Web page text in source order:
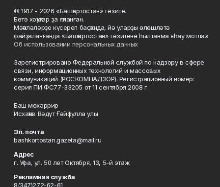
© 1917 - 2026 «Башҡортостан» гәзите.
Бөтә хоҡуҡтар ҙа яҡланған.
Мәҡәләләрҙе күсереп баҫҡанда, йә уларҙы өлөшләтә
файҙаланғанда «Башҡортостан» гәзитенә һылтанма яһау мотлаҡ.
Об использовании персональных данных
Зарегистрировано Федеральной службой по надзору в сфере
связи, информационных технологий и массовых
коммуникаций (РОСКОМНАДЗОР). Регистрационный номер:
серия ПИ ФС77-33205 от 11 сентября 2008 г.
Баш мөхәррир
Исхаҡов Вәдүт Ғәйфулла улы
Эл. почта
bashkortostan.gazeta@mail.ru
Адрес
г. Уфа, ул. 50 лет Октября, 13, 5-й этаж
Рекламная служба
8(347)272-62-61